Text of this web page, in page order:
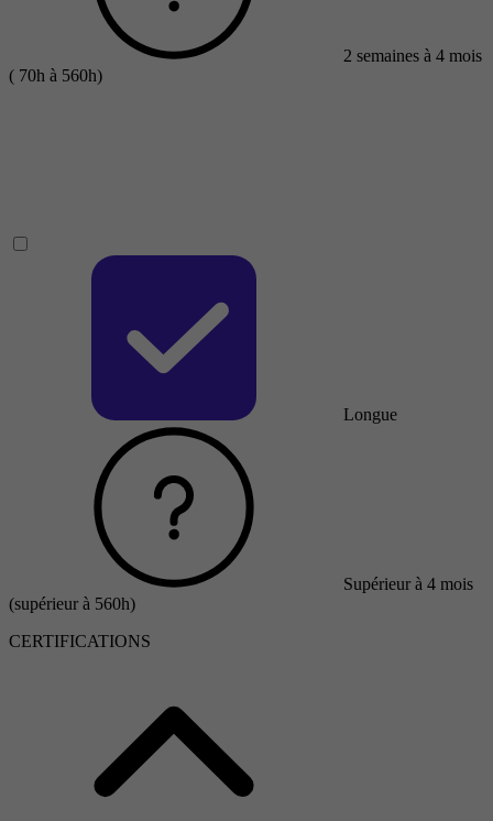
2 semaines à 4 mois
( 70h à 560h)
Longue
Supérieur à 4 mois
(supérieur à 560h)
CERTIFICATIONS